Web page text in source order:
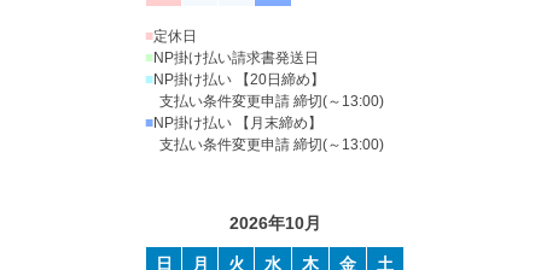
■定休日
■NP掛け払い請求書発送日
■NP掛け払い 【20日締め】
支払い条件変更申請 締切(～13:00)
■NP掛け払い 【月末締め】
支払い条件変更申請 締切(～13:00)
2026年10月
日 月 火 水 木 金
土